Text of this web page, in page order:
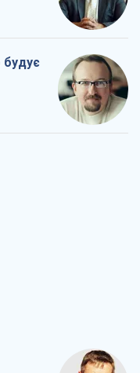
будує